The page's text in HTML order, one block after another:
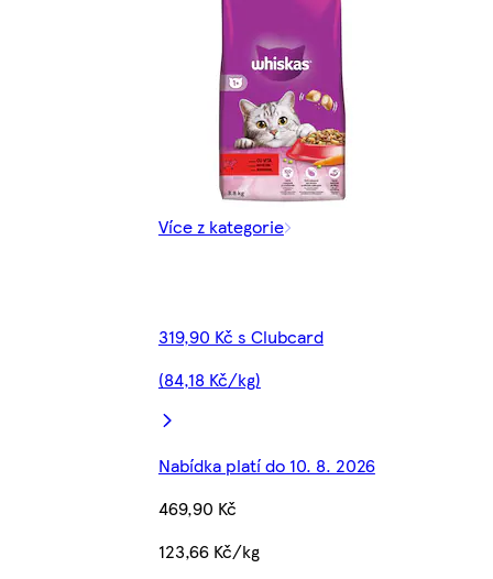
Více z kategorie
319,90 Kč s Clubcard
(84,18 Kč/kg)
Nabídka platí do 10. 8. 2026
469,90 Kč
123,66 Kč/kg